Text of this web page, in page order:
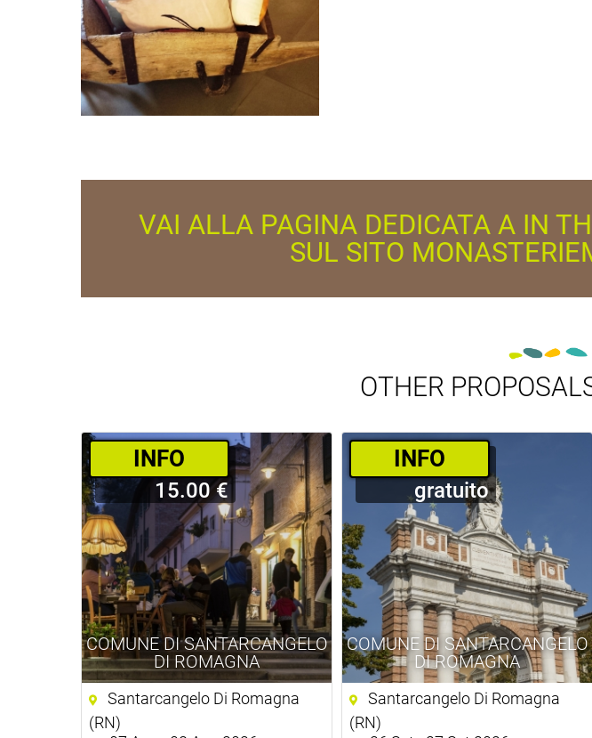
VAI ALLA PAGINA DEDICATA A IN
SUL SITO
OTHER
COMUNE DI SANTARCANGELO
DI ROMAGNA
­INFO
15.00 €
Santarcangelo Di Romagna
(RN)
COMUNE DI SANTARCANGELO
DI ROMAGNA
­INFO
gratuito
Santarcangelo Di Romagna
(RN)